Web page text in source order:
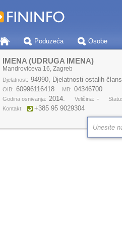
Poduzeća Osobe
IMENA (UDRUGA IMENA)
Mandrovićeva 16, Zagreb
Djelatnost: 94990, Djelatnosti ostalih
OIB: 60996116418 MB: 04346700
Godina osnivanja: 2014. Veličina: -
Kontakt: +385 95 9029304